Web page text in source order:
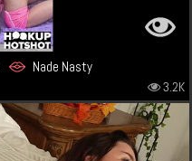
Nade Nasty
3.2K